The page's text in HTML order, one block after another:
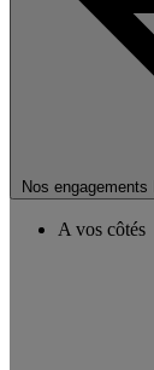
Nos engagements
A vos côtés